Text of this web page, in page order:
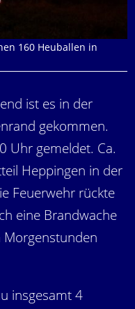
160 Heuballen in
ist es in der
gekommen.
Uhr gemeldet. Ca.
Heppingen in der
Feuerwehr rückte
eine Brandwache
Morgenstunden
insgesamt 4